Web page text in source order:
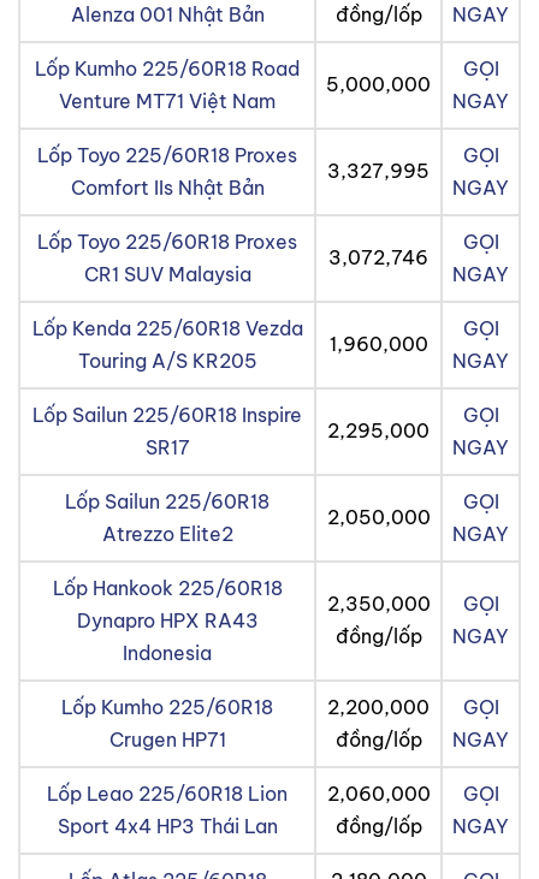
Alenza 001 Nhật Bản
đồng/lốp
NGAY
Lốp Kumho 225/60R18 Road
Venture MT71 Việt Nam
5,000,000
GỌI
NGAY
Lốp Toyo 225/60R18 Proxes
Comfort IIs Nhật Bản
3,327,995
GỌI
NGAY
Lốp Toyo 225/60R18 Proxes
CR1 SUV Malaysia
3,072,746
GỌI
NGAY
Lốp Kenda 225/60R18 Vezda
Touring A/S KR205
1,960,000
GỌI
NGAY
Lốp Sailun 225/60R18 Inspire
SR17
2,295,000
GỌI
NGAY
Lốp Sailun 225/60R18
Atrezzo Elite2
2,050,000
GỌI
NGAY
Lốp Hankook 225/60R18
Dynapro HPX RA43
Indonesia
2,350,000
đồng/lốp
GỌI
NGAY
Lốp Kumho 225/60R18
Crugen HP71
2,200,000
đồng/lốp
GỌI
NGAY
Lốp Leao 225/60R18 Lion
Sport 4x4 HP3 Thái Lan
2,060,000
đồng/lốp
GỌI
NGAY